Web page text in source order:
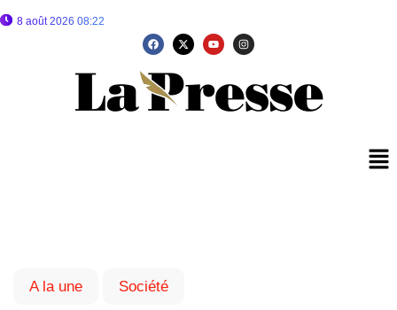
8 août 2026 08:22
A la une Société